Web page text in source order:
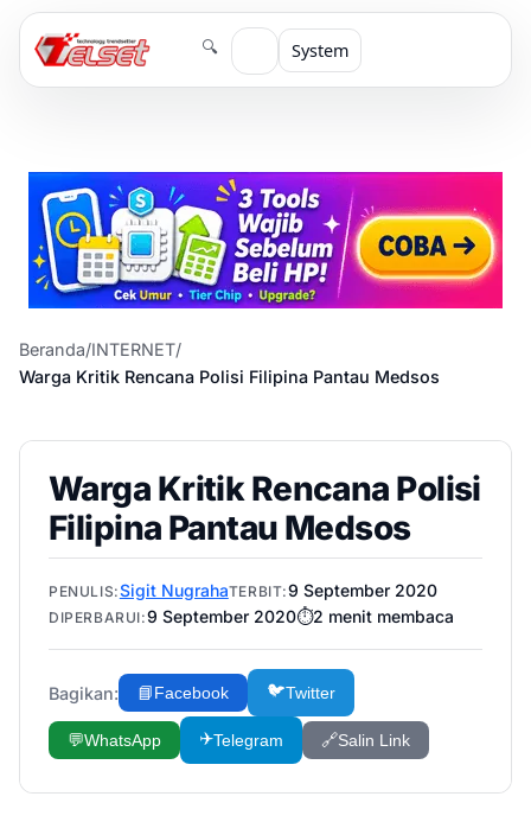
🔍 System
Beranda/INTERNET/
Warga Kritik Rencana Polisi Filipina Pantau Medsos
Warga Kritik Rencana Polisi
Filipina Pantau Medsos
PENULIS:Sigit NugrahaTERBIT:9 September 2020
DIPERBARUI:9 September 2020⏱️2 menit membaca
Bagikan: 📘Facebook 🐦Twitter
💬WhatsApp ✈️Telegram 🔗Salin Link